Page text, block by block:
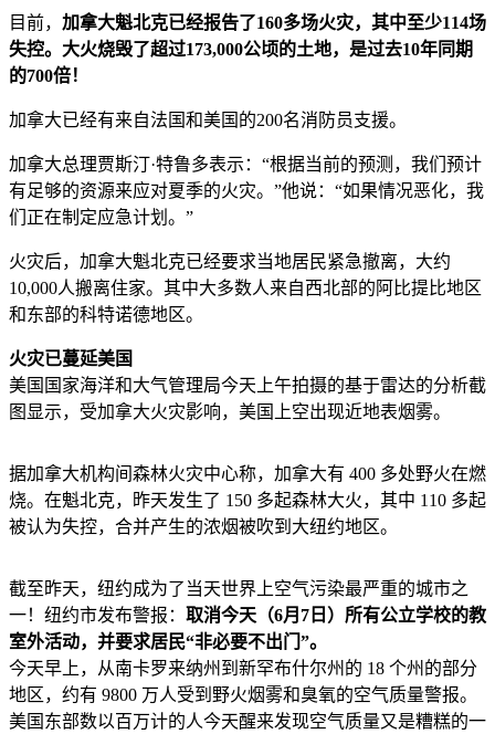
目前， 加拿大魁北克已经报告了160多场火灾，其中至少114场
失控。大火烧毁了超过173,000公顷的土地，是过去10年同期
的700倍！
加拿大已经有来自法国和美国的200名消防员支援。
加拿大总理贾斯汀·特鲁多表示：“根据当前的预测，我们预计
有足够的资源来应对夏季的火灾。”他说：“如果情况恶化，我
们正在制定应急计划。”
火灾后，加拿大魁北克已经要求当地居民紧急撤离，大约
10,000人搬离住家。其中大多数人来自西北部的阿比提比地区
和东部的科特诺德地区。
火灾已蔓延美国
美国国家海洋和大气管理局今天上午拍摄的基于雷达的分析截
图显示，受加拿大火灾影响，美国上空出现近地表烟雾。
据加拿大机构间森林火灾中心称，加拿大有 400 多处野火在燃
烧。在魁北克，昨天发生了 150 多起森林大火，其中 110 多起
被认为失控，合并产生的浓烟被吹到大纽约地区。
截至昨天，纽约成为了当天世界上空气污染最严重的城市之
一！纽约市发布警报： 取消今天（6月7日）所有公立学校的教
室外活动，并要求居民“非必要不出门”。
今天早上，从南卡罗来纳州到新罕布什尔州的 18 个州的部分
地区，约有 9800 万人受到野火烟雾和臭氧的空气质量警报。
美国东部数以百万计的人今天醒来发现空气质量又是糟糕的一